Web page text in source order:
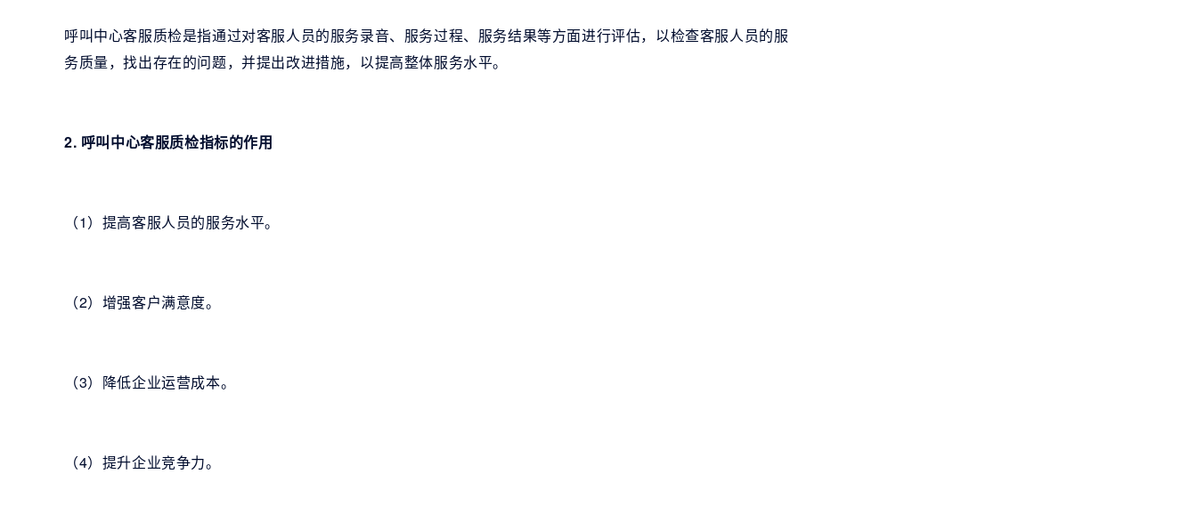
呼叫中心客服质检是指通过对客服人员的服务录音、服务过程、服务结果等方面进行评估，以检查客服人员的服
务质量，找出存在的问题，并提出改进措施，以提高整体服务水平。
2. 呼叫中心客服质检指标的作用
（1）提高客服人员的服务水平。
（2）增强客户满意度。
（3）降低企业运营成本。
（4）提升企业竞争力。